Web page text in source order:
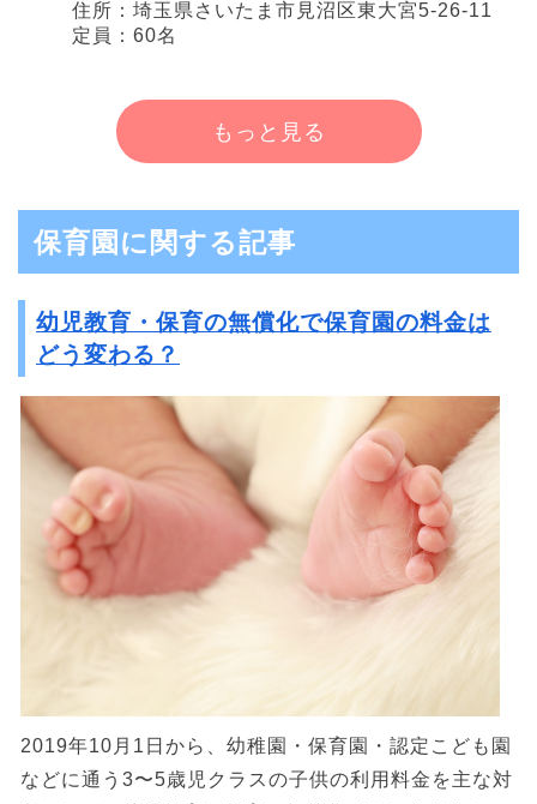
住所：埼玉県さいたま市見沼区東大宮5-26-11
定員：60名
もっと見る
保育園に関する記事
幼児教育・保育の無償化で保育園の料金は
どう変わる？
2019年10月1日から、幼稚園・保育園・認定こども園
などに通う3〜5歳児クラスの子供の利用料金を主な対